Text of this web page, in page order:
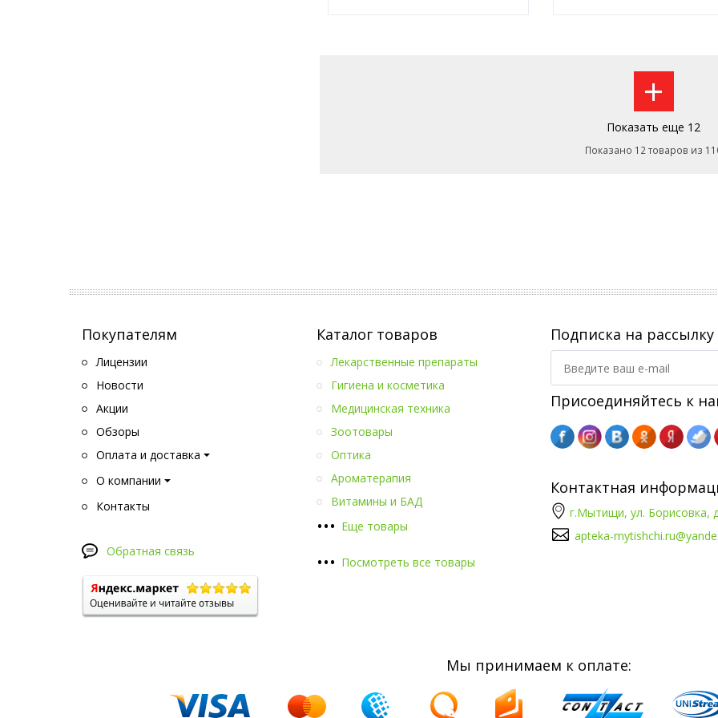
+
Показать еще 12
Показано 12 товаров из
Покупателям
Лицензии
Новости
Акции
Обзоры
Оплата и доставка
О компании
Контакты
Обратная связь
Каталог товаров
••• Еще товары
Лекарственные препараты
Гигиена и косметика
Медицинская техника
Зоотовары
Оптика
Ароматерапия
Витамины и БАД
••• Посмотреть все товары
Подписка на рассылку
Присоединяйтесь к
Контактная
г.Мытищи, ул. Борисовка,
apteka-
Мы принимаем к оплате: